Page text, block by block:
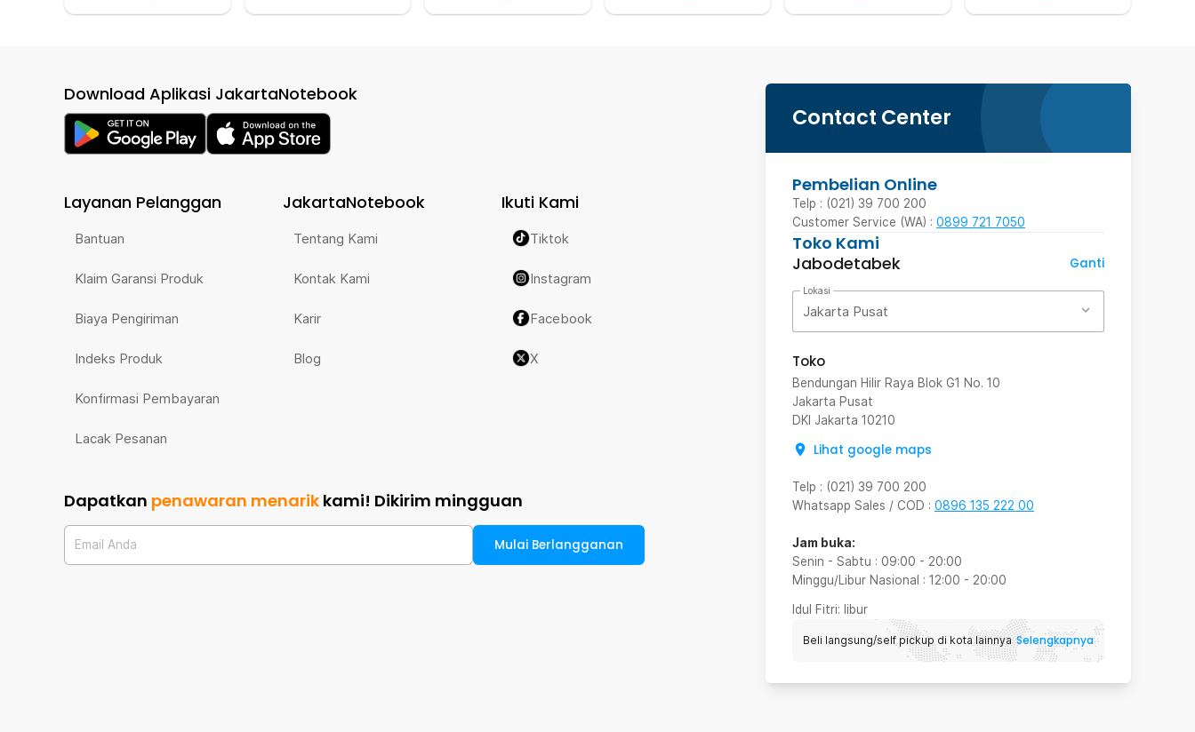
Contact Center
Pembelian Online
Telp : (021) 39 700 200
Customer Service (WA) : 0899 721 7050
Toko Kami
Jabodetabek
Ganti
Lokasi
Jakarta Pusat
Toko
Bendungan Hilir Raya Blok G1 No. 10
Jakarta Pusat
DKI Jakarta 10210
Lihat google maps
Telp : (021) 39 700 200
Whatsapp Sales / COD : 0896 135 222 00
Jam buka:
Senin - Sabtu : 09:00 - 20:00
Minggu/Libur Nasional : 12:00 - 20:00
Idul Fitri: libur
Beli langsung/self pickup di kota lainnya Selengkapnya
Download Aplikasi JakartaNotebook
Layanan Pelanggan
Bantuan
Klaim Garansi Produk
Biaya Pengiriman
Indeks Produk
Konfirmasi Pembayaran
Lacak Pesanan
JakartaNotebook
Tentang Kami
Kontak Kami
Karir
Blog
Ikuti Kami
Tiktok
Instagram
Facebook
X
Dapatkan penawaran menarik kami! Dikirim mingguan
Email Anda Mulai Berlangganan